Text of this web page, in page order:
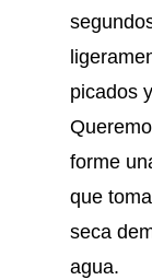
picados
forme
que
seca
agua.